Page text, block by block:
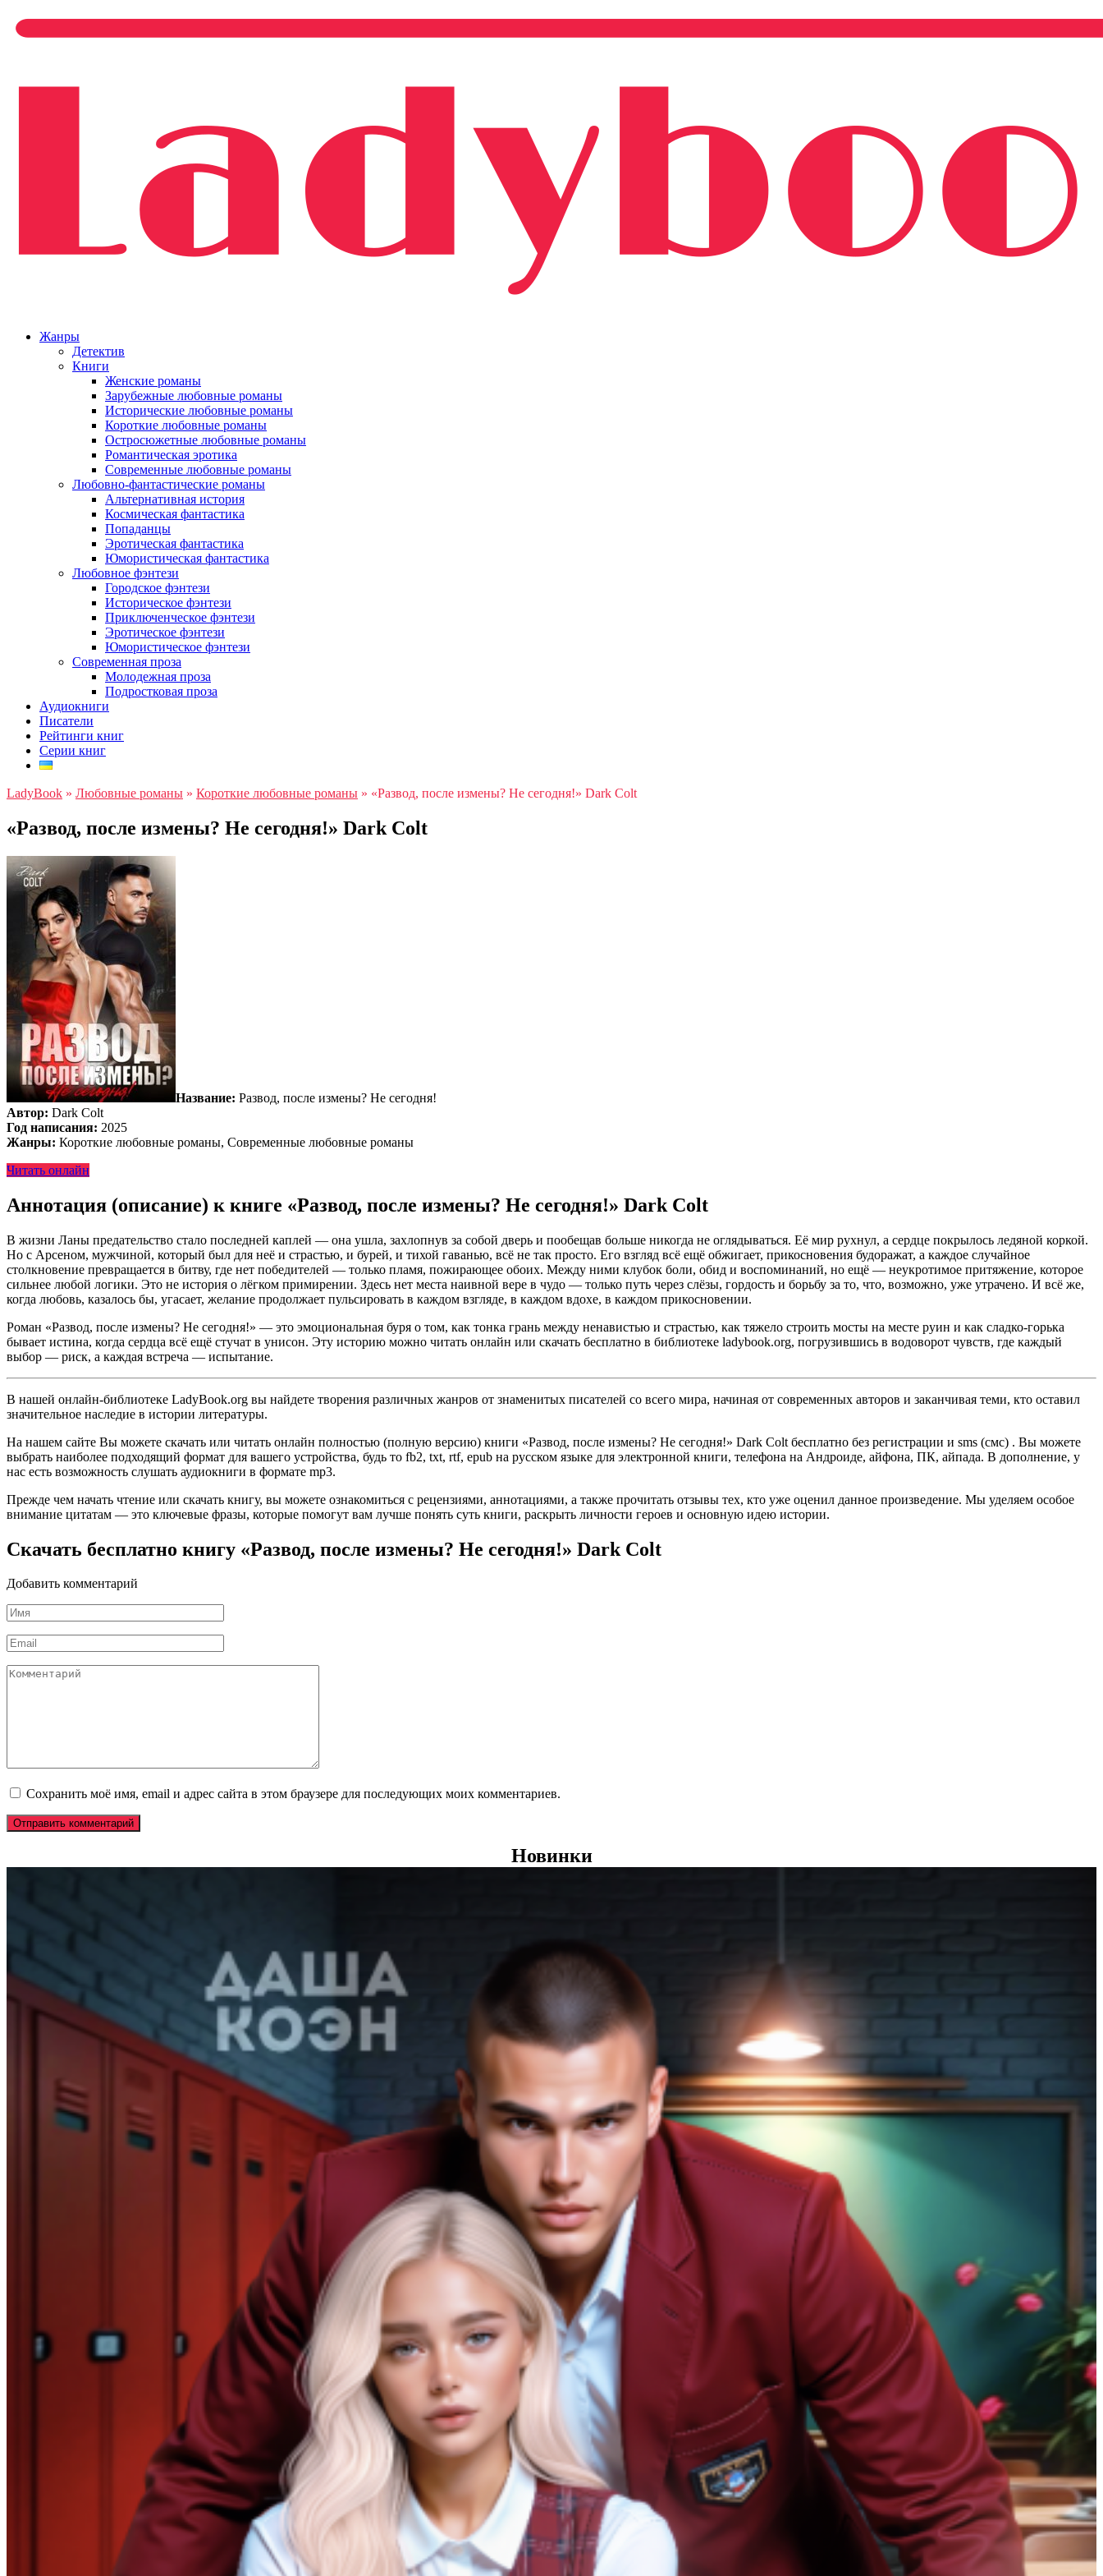
Жанры
Детектив
Книги
Женские романы
Зарубежные любовные романы
Исторические любовные романы
Короткие любовные романы
Остросюжетные любовные романы
Романтическая эротика
Современные любовные романы
Любовно-фантастические романы
Альтернативная история
Космическая фантастика
Попаданцы
Эротическая фантастика
Юмористическая фантастика
Любовное фэнтези
Городское фэнтези
Историческое фэнтези
Приключенческое фэнтези
Эротическое фэнтези
Юмористическое фэнтези
Современная проза
Молодежная проза
Подростковая проза
Аудиокниги
Писатели
Рейтинги книг
Серии книг
LadyBook » Любовные романы » Короткие любовные романы » «Развод, после измены? Не сегодня!» Dark Colt
«Развод, после измены? Не сегодня!» Dark Colt
Название: Развод, после измены? Не сегодня!
Автор: Dark Colt
Год написания: 2025
Жанры: Короткие любовные романы, Современные любовные романы
Читать онлайн
Аннотация (описание) к книге «Развод, после измены? Не сегодня!» Dark Colt
В жизни Ланы предательство стало последней каплей — она ушла, захлопнув за собой дверь и пообещав больше никогда не оглядываться. Её мир рухнул, а сердце покрылось ледяной коркой.
Но с Арсеном, мужчиной, который был для неё и страстью, и бурей, и тихой гаванью, всё не так просто. Его взгляд всё ещё обжигает, прикосновения будоражат, а каждое случайное
столкновение превращается в битву, где нет победителей — только пламя, пожирающее обоих. Между ними клубок боли, обид и воспоминаний, но ещё — неукротимое притяжение, которое
сильнее любой логики. Это не история о лёгком примирении. Здесь нет места наивной вере в чудо — только путь через слёзы, гордость и борьбу за то, что, возможно, уже утрачено. И всё же,
когда любовь, казалось бы, угасает, желание продолжает пульсировать в каждом взгляде, в каждом вдохе, в каждом прикосновении.
Роман «Развод, после измены? Не сегодня!» — это эмоциональная буря о том, как тонка грань между ненавистью и страстью, как тяжело строить мосты на месте руин и как сладко-горька
бывает истина, когда сердца всё ещё стучат в унисон. Эту историю можно читать онлайн или скачать бесплатно в библиотеке ladybook.org, погрузившись в водоворот чувств, где каждый
выбор — риск, а каждая встреча — испытание.
В нашей онлайн-библиотеке LadyBook.org вы найдете творения различных жанров от знаменитых писателей со всего мира, начиная от современных авторов и заканчивая теми, кто оставил
значительное наследие в истории литературы.
На нашем сайте Вы можете скачать или читать онлайн полностью (полную версию) книги «Развод, после измены? Не сегодня!» Dark Colt бесплатно без регистрации и sms (смс) . Вы можете
выбрать наиболее подходящий формат для вашего устройства, будь то fb2, txt, rtf, epub на русском языке для электронной книги, телефона на Андроиде, айфона, ПК, айпада. В дополнение, у
нас есть возможность слушать аудиокниги в формате mp3.
Прежде чем начать чтение или скачать книгу, вы можете ознакомиться с рецензиями, аннотациями, а также прочитать отзывы тех, кто уже оценил данное произведение. Мы уделяем особое
внимание цитатам — это ключевые фразы, которые помогут вам лучше понять суть книги, раскрыть личности героев и основную идею истории.
Скачать бесплатно книгу «Развод, после измены? Не сегодня!» Dark Colt
Добавить комментарий
Имя
*
Email
*
Комментарий
Сохранить моё имя, email и адрес сайта в этом браузере для последующих моих комментариев.
Новинки